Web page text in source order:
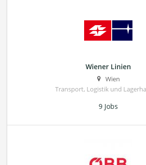
Wiener Linien
Wien
Transport, Logistik und
9 Jobs